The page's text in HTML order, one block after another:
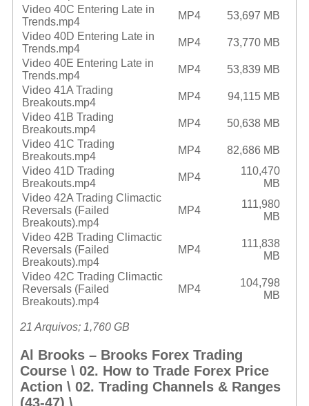
Video 40C Entering Late in
Trends.mp4
MP4
53,697 MB
Video 40D Entering Late in
Trends.mp4
MP4
73,770 MB
Video 40E Entering Late in
Trends.mp4
MP4
53,839 MB
Video 41A Trading
Breakouts.mp4
MP4
94,115 MB
Video 41B Trading
Breakouts.mp4
MP4
50,638 MB
Video 41C Trading
Breakouts.mp4
MP4
82,686 MB
Video 41D Trading
Breakouts.mp4
MP4
110,470
MB
Video 42A Trading Climactic
Reversals (Failed
Breakouts).mp4
MP4
111,980
MB
Video 42B Trading Climactic
Reversals (Failed
Breakouts).mp4
MP4
111,838
MB
Video 42C Trading Climactic
Reversals (Failed
Breakouts).mp4
MP4
104,798
MB
21 Arquivos; 1,760 GB
Al Brooks – Brooks Forex Trading
Course \ 02. How to Trade Forex Price
Action \ 02. Trading Channels & Ranges
(43-47) \